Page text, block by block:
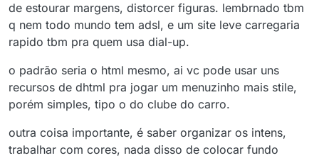
de estourar margens, distorcer figuras. lembrnado tbm
q nem todo mundo tem adsl, e um site leve carregaria
rapido tbm pra quem usa dial-up.
o padrão seria o html mesmo, ai vc pode usar uns
recursos de dhtml pra jogar um menuzinho mais stile,
porém simples, tipo o do clube do carro.
outra coisa importante, é saber organizar os intens,
trabalhar com cores, nada disso de colocar fundo